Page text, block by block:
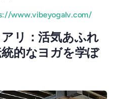
www.vibeyogalv.com/
リ：活気あふれ
的なヨガを学ぼ